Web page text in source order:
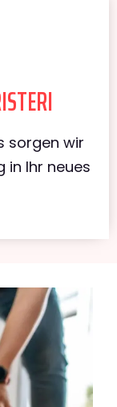
sorgen wir
in Ihr neues